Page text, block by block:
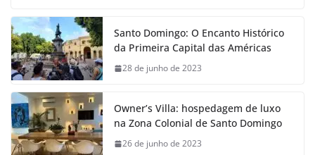
Santo Domingo: O Encanto Histórico
da Primeira Capital das Américas
28 de junho de 2023
Owner’s Villa: hospedagem de luxo
na Zona Colonial de Santo Domingo
26 de junho de 2023